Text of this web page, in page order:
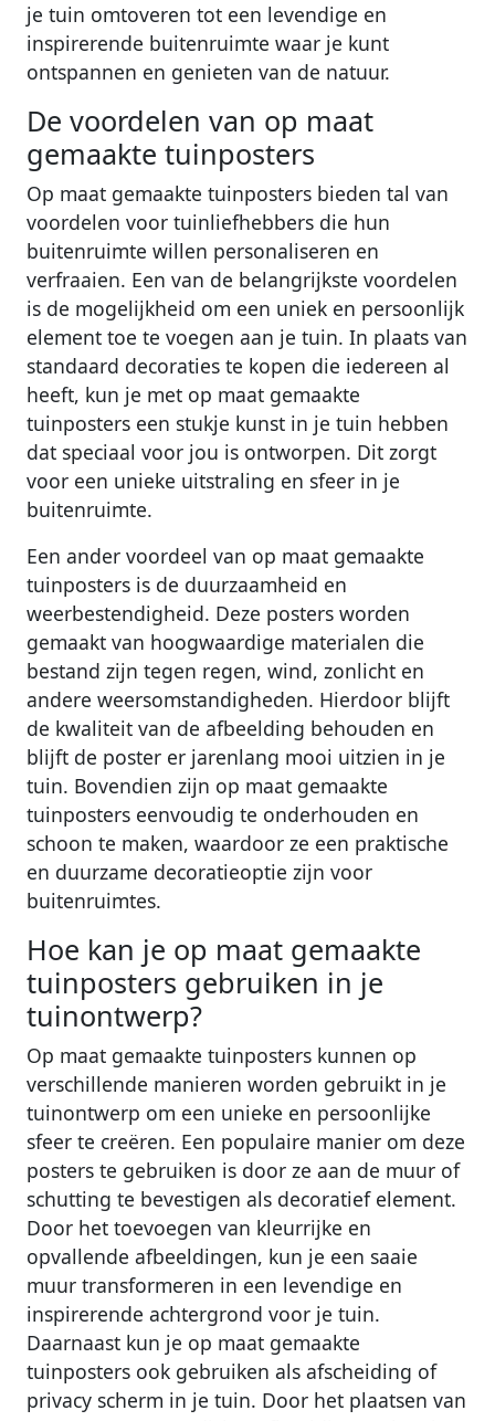
je tuin omtoveren tot een levendige en
inspirerende buitenruimte waar je kunt
ontspannen en genieten van de natuur.
De voordelen van op maat
gemaakte tuinposters
Op maat gemaakte tuinposters bieden tal van
voordelen voor tuinliefhebbers die hun
buitenruimte willen personaliseren en
verfraaien. Een van de belangrijkste voordelen
is de mogelijkheid om een uniek en persoonlijk
element toe te voegen aan je tuin. In plaats van
standaard decoraties te kopen die iedereen al
heeft, kun je met op maat gemaakte
tuinposters een stukje kunst in je tuin hebben
dat speciaal voor jou is ontworpen. Dit zorgt
voor een unieke uitstraling en sfeer in je
buitenruimte.
Een ander voordeel van op maat gemaakte
tuinposters is de duurzaamheid en
weerbestendigheid. Deze posters worden
gemaakt van hoogwaardige materialen die
bestand zijn tegen regen, wind, zonlicht en
andere weersomstandigheden. Hierdoor blijft
de kwaliteit van de afbeelding behouden en
blijft de poster er jarenlang mooi uitzien in je
tuin. Bovendien zijn op maat gemaakte
tuinposters eenvoudig te onderhouden en
schoon te maken, waardoor ze een praktische
en duurzame decoratieoptie zijn voor
buitenruimtes.
Hoe kan je op maat gemaakte
tuinposters gebruiken in je
tuinontwerp?
Op maat gemaakte tuinposters kunnen op
verschillende manieren worden gebruikt in je
tuinontwerp om een unieke en persoonlijke
sfeer te creëren. Een populaire manier om deze
posters te gebruiken is door ze aan de muur of
schutting te bevestigen als decoratief element.
Door het toevoegen van kleurrijke en
opvallende afbeeldingen, kun je een saaie
muur transformeren in een levendige en
inspirerende achtergrond voor je tuin.
Daarnaast kun je op maat gemaakte
tuinposters ook gebruiken als afscheiding of
privacy scherm in je tuin. Door het plaatsen van